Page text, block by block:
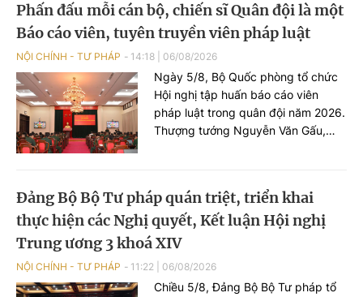
Phấn đấu mỗi cán bộ, chiến sĩ Quân đội là một
Báo cáo viên, tuyên truyền viên pháp luật
NỘI CHÍNH - TƯ PHÁP 14:18 06/08/2026
Ngày 5/8, Bộ Quốc phòng tổ chức
Hội nghị tập huấn báo cáo viên
pháp luật trong quân đội năm 2026.
Thượng tướng Nguyễn Văn Gấu,
Đảng Bộ Bộ Tư pháp quán triệt, triển khai
thực hiện các Nghị quyết, Kết luận Hội nghị
Trung ương 3 khoá XIV
NỘI CHÍNH - TƯ PHÁP 11:22 06/08/2026
Chiều 5/8, Đảng Bộ Bộ Tư pháp tổ